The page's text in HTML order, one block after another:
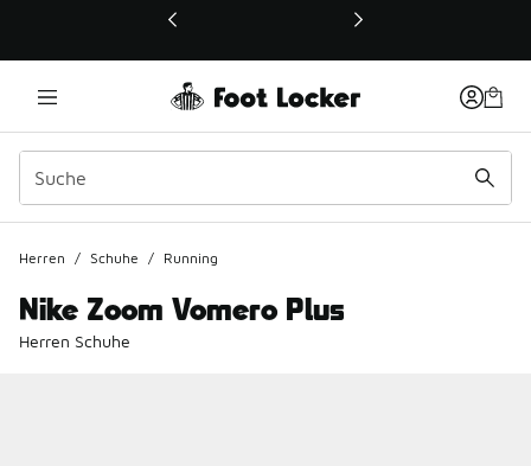
Dieser Link öffnet sich in einem neuen Fenster
Herren / Schuhe / Running
Nike Zoom Vomero Plus
Herren Schuhe